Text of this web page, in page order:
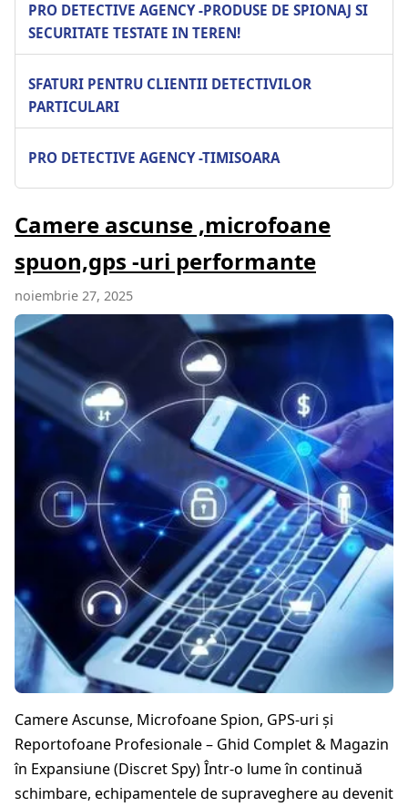
PRO DETECTIVE AGENCY -PRODUSE DE SPIONAJ SI
SECURITATE TESTATE IN TEREN!
SFATURI PENTRU CLIENTII DETECTIVILOR
PARTICULARI
PRO DETECTIVE AGENCY -TIMISOARA
Camere ascunse ,microfoane
spuon,gps -uri performante
noiembrie 27, 2025
Camere Ascunse, Microfoane Spion, GPS-uri și
Reportofoane Profesionale – Ghid Complet & Magazin
în Expansiune (Discret Spy) Într-o lume în continuă
schimbare, echipamentele de supraveghere au devenit